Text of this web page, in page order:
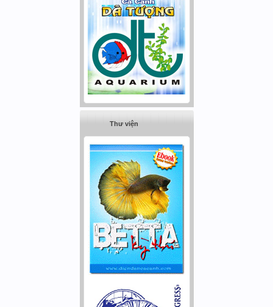
Thư viện